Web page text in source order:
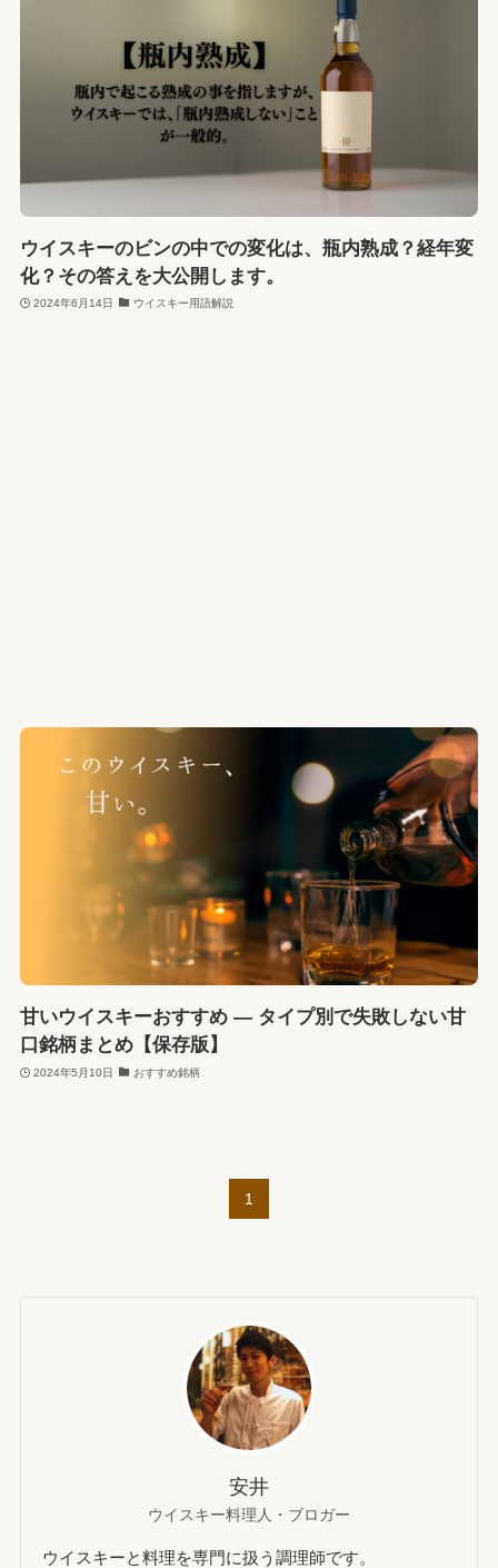
ウイスキーのビンの中での変化は、瓶内熟成？経年変
化？その答えを大公開します。
2024年6月14日 ウイスキー用語解説
甘いウイスキーおすすめ ― タイプ別で失敗しない甘
口銘柄まとめ【保存版】
2024年5月10日 おすすめ銘柄
1
安井
ウイスキー料理人・ブロガー
ウイスキーと料理を専門に扱う調理師です。